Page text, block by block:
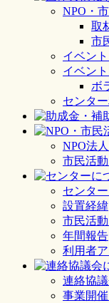
NPO・
取
市
イベン
イベン
ボ
センタ
NPO法
市民活動
センタ
設置経緯
市民活
年間報告
利用者
連絡協
事業開